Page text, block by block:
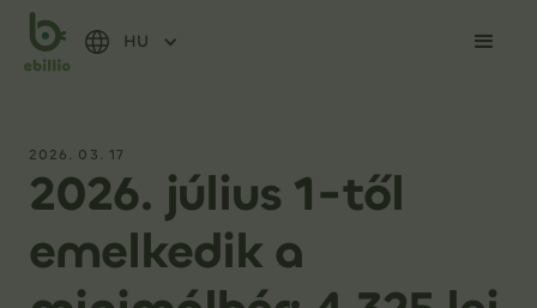
HU
2026. 03. 17
2026. július 1-től
emelkedik a